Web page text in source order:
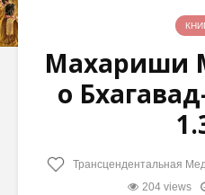
Махариши
о
Трансцендентальная
204 views